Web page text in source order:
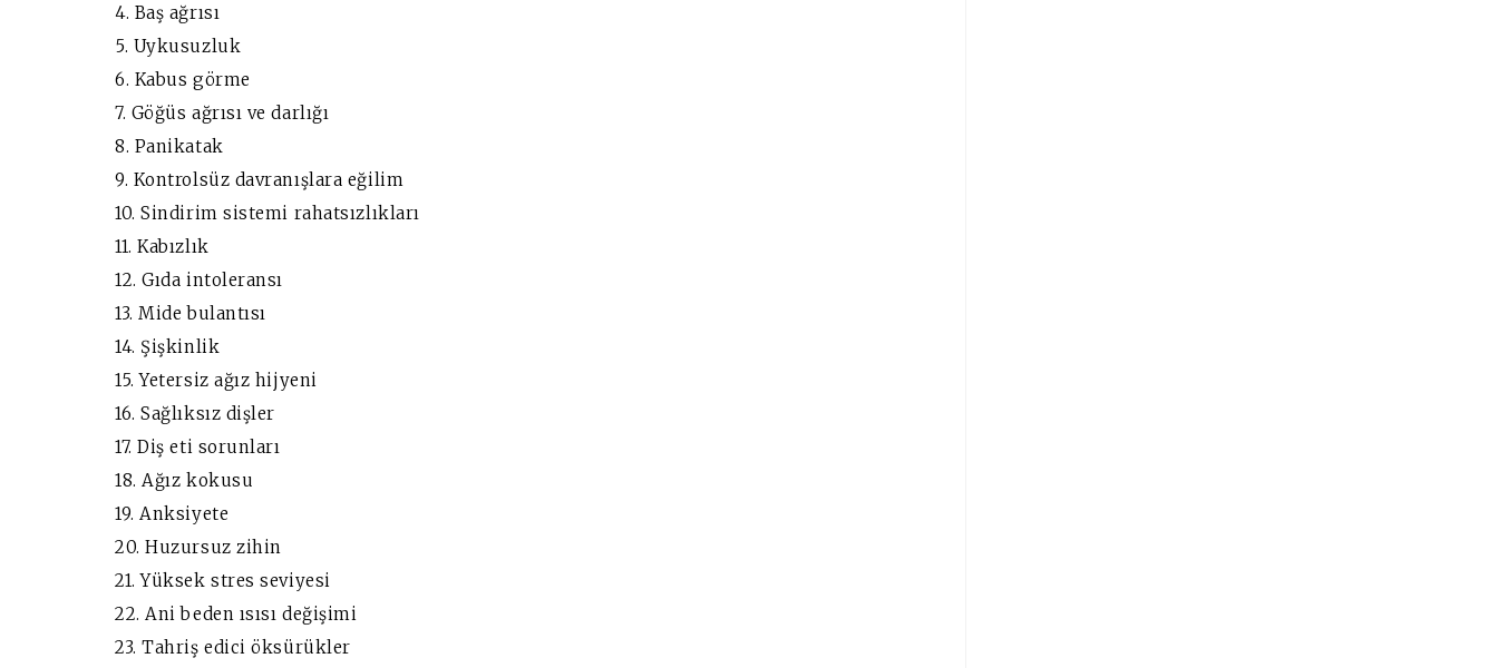
4. Baş ağrısı
5. Uykusuzluk
6. Kabus görme
7. Göğüs ağrısı ve darlığı
8. Panikatak
9. Kontrolsüz davranışlara eğilim
10. Sindirim sistemi rahatsızlıkları
11. Kabızlık
12. Gıda intoleransı
13. Mide bulantısı
14. Şişkinlik
15. Yetersiz ağız hijyeni
16. Sağlıksız dişler
17. Diş eti sorunları
18. Ağız kokusu
19. Anksiyete
20. Huzursuz zihin
21. Yüksek stres seviyesi
22. Ani beden ısısı değişimi
23. Tahriş edici öksürükler